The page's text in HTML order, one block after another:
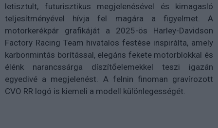
letisztult, futurisztikus megjelenésével és kimagasló
teljesítményével hívja fel magára a figyelmet. A
motorkerékpár grafikáját a 2025-ös Harley-Davidson
Factory Racing Team hivatalos festése inspirálta, amely
karbonmintás borítással, elegáns fekete motorblokkal és
élénk narancssárga díszítőelemekkel teszi igazán
egyedivé a megjelenést. A felnin finoman gravírozott
CVO RR logó is kiemeli a modell különlegességét.